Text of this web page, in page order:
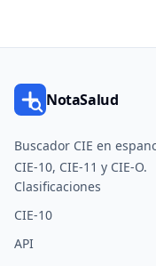
NotaSalud
Buscador CIE en
CIE-10, CIE-11 y CIE-O.
Clasificaciones
CIE-10
API